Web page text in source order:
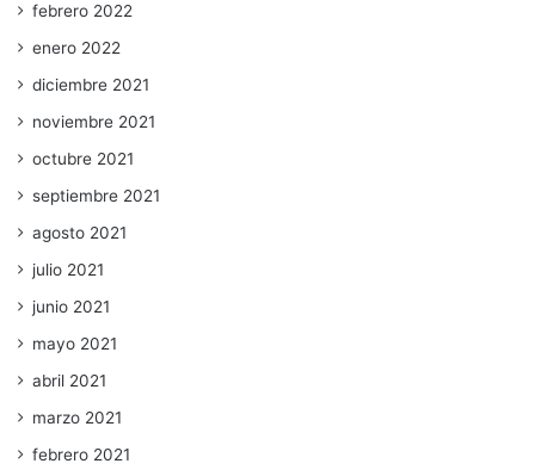
febrero 2022
enero 2022
diciembre 2021
noviembre 2021
octubre 2021
septiembre 2021
agosto 2021
julio 2021
junio 2021
mayo 2021
abril 2021
marzo 2021
febrero 2021